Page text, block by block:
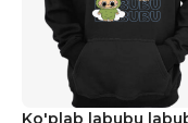
Ko'plab labubu